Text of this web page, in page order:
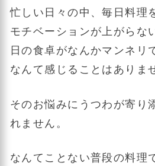
忙しい日々の中、毎日料理
モチベーションが上がらな
日の食卓がなんかマンネリ
なんて感じることはありま
そのお悩みにうつわが寄り
れません。
なんてことない普段の料理